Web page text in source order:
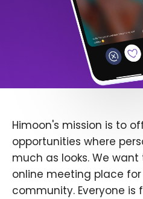
Himoon's mission is to
opportunities where
much as looks. We
online meeting place for
community. Everyone is